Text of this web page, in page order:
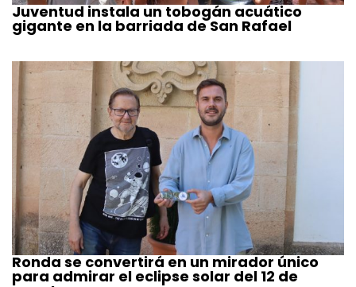
Juventud instala un tobogán acuático
gigante en la barriada de San Rafael
Ronda se convertirá en un mirador único
para admirar el eclipse solar del 12 de